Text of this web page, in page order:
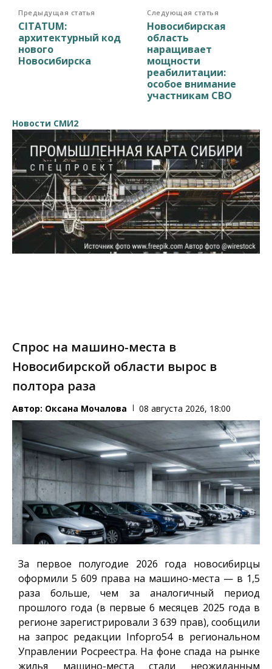
Предыдущая статья
CITATUM:
архитектурный код
нового
Новосибирска
Следующая статья
Новосибирская
область
наращивает
мощности
реабилитации:
особое внимание
участникам СВО
Новости СМИ2
Спрос на машино-места в
Новосибирской области вырос в
полтора раза
Автор: Оксана Мочалова 08 августа 2026, 18:00
За первое полугодие 2026 года новосибирцы
оформили 5 609 права на машино-места — в 1,5
раза больше, чем за аналогичный период
прошлого года (в первые 6 месяцев 2025 года в
регионе зарегистрировали 3 639 прав), сообщили
на запрос редакции Infopro54в региональном
Управлении Росреестра. На фоне спада на рынке
жилья машино-места стали неожиданным